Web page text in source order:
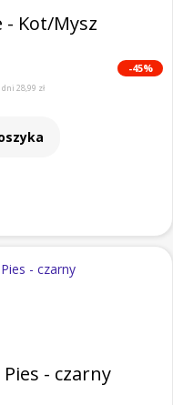
- Kot/Mysz
-45%
28,99 zł
- czarny